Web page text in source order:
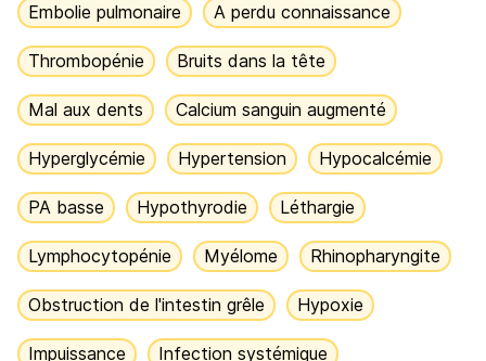
Embolie pulmonaire A perdu connaissance
Thrombopénie Bruits dans la tête
Mal aux dents Calcium sanguin augmenté
Hyperglycémie Hypertension Hypocalcémie
PA basse Hypothyrodie Léthargie
Lymphocytopénie Myélome Rhinopharyngite
Obstruction de l'intestin grêle Hypoxie
Impuissance Infection systémique